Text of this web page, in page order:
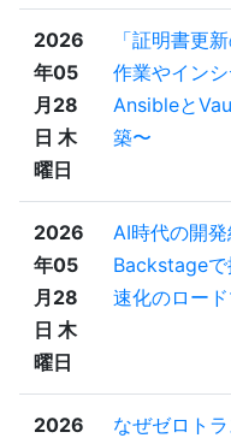
2026
年05
月28
日 木
曜日
「証明書更
作業やイン
Ansibleと
築〜
2026
年05
月28
日 木
曜日
AI時代の開
Backstageで
速化のロー
2026 なぜゼロト